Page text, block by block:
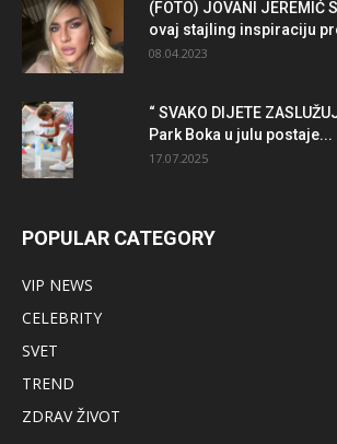
(FOTO) JOVANI JEREMIĆ
ovaj stajling inspiraciju
08.04.2023
“ SVAKO DIJETE
Park Boka u julu postaje...
17.07.2025
POPULAR CATEGORY
VIP NEWS
CELEBRITY
SVET
TREND
ZDRAV ŽIVOT